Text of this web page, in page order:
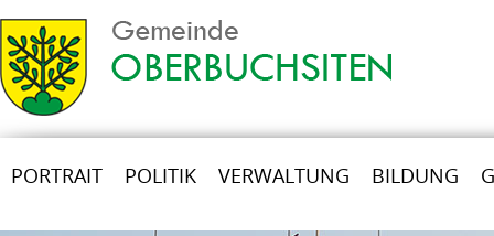
PORTRAIT POLITIK VERWALTUNG BILDUNG